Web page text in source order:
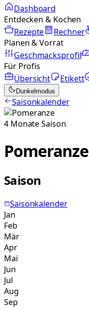
Dashboard
Entdecken & Kochen
Rezepte
Rechner
Planen & Vorrat
Geschmacksprofil
Für Profis
Übersicht
Etikett
Dunkelmodus
Saisonkalender
4 MonateSaison
Pomeranze
Saison
Saisonkalender
Jan
Feb
Mär
Apr
Mai
Jun
Jul
Aug
Sep